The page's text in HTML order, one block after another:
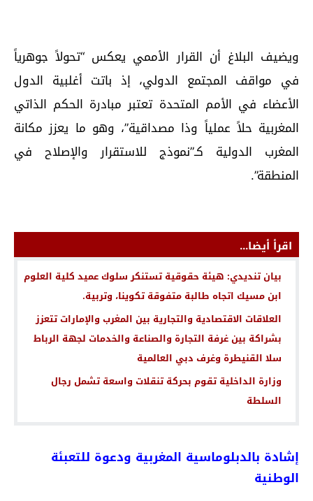
ويضيف البلاغ أن القرار الأممي يعكس “تحولاً جوهرياً
في مواقف المجتمع الدولي، إذ باتت أغلبية الدول
الأعضاء في الأمم المتحدة تعتبر مبادرة الحكم الذاتي
المغربية حلاً عملياً وذا مصداقية”، وهو ما يعزز مكانة
المغرب الدولية كـ”نموذج للاستقرار والإصلاح في
المنطقة”.
اقرأ أيضا...
بيان تنديدي: هيئة حقوقية تستنكر سلوك عميد كلية العلوم
ابن مسيك اتجاه طالبة متفوقة تكوينا، وتربية.
العلاقات الاقتصادية والتجارية بين المغرب والإمارات تتعزز
بشراكة بين غرفة التجارة والصناعة والخدمات لجهة الرباط
سلا القنيطرة وغرف دبي العالمية
وزارة الداخلية تقوم بحركة تنقلات واسعة تشمل رجال
السلطة
إشادة بالدبلوماسية المغربية ودعوة للتعبئة
الوطنية